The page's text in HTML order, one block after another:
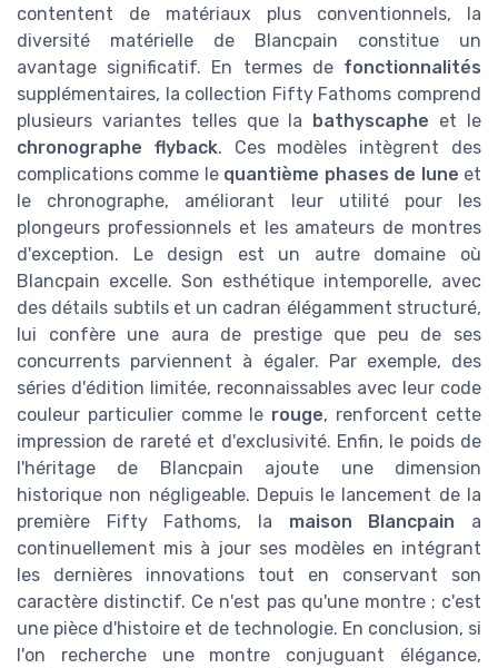
contentent de matériaux plus conventionnels, la
diversité matérielle de Blancpain constitue un
avantage significatif. En termes de fonctionnalités
supplémentaires, la collection Fifty Fathoms comprend
plusieurs variantes telles que la
bathyscaphe et le
chronographe flyback. Ces modèles intègrent des
complications comme le quantième phases de lune et
le chronographe, améliorant leur utilité pour les
plongeurs professionnels et les amateurs de montres
d'exception. Le design est un autre domaine où
Blancpain excelle. Son esthétique intemporelle, avec
des détails subtils et un cadran élégamment structuré,
lui confère une aura de prestige que peu de ses
concurrents parviennent à égaler. Par exemple, des
séries d'édition limitée, reconnaissables avec leur code
couleur particulier comme le rouge, renforcent cette
impression de rareté et d'exclusivité. Enfin, le poids de
l'héritage de Blancpain ajoute une dimension
historique non négligeable. Depuis le lancement de la
première Fifty Fathoms, la maison Blancpain a
continuellement mis à jour ses modèles en intégrant
les dernières innovations tout en conservant son
caractère distinctif. Ce n'est pas qu'une montre ; c'est
une pièce d'histoire et de technologie. En conclusion, si
l'on recherche une montre conjuguant élégance,